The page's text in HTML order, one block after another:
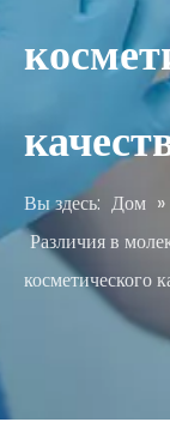
Вы здесь: Дом »
Различия в
косметического